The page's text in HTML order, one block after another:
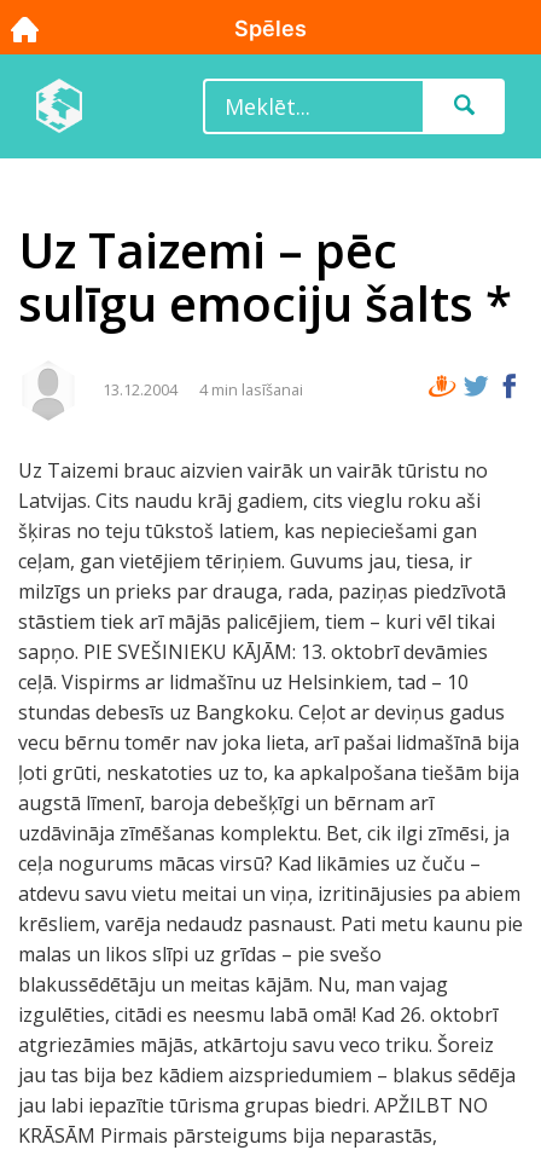
Uz Taizemi – pēc
sulīgu emociju šalts *
13.12.2004 4 min lasīšanai
Uz Taizemi brauc aizvien vairāk un vairāk tūristu no
Latvijas. Cits naudu krāj gadiem, cits vieglu roku aši
šķiras no teju tūkstoš latiem, kas nepieciešami gan
ceļam, gan vietējiem tēriņiem. Guvums jau, tiesa, ir
milzīgs un prieks par drauga, rada, paziņas piedzīvotā
stāstiem tiek arī mājās palicējiem, tiem – kuri vēl tikai
sapņo. PIE SVEŠINIEKU KĀJĀM: 13. oktobrī devāmies
ceļā. Vispirms ar lidmašīnu uz Helsinkiem, tad – 10
stundas debesīs uz Bangkoku. Ceļot ar deviņus gadus
vecu bērnu tomēr nav joka lieta, arī pašai lidmašīnā bija
ļoti grūti, neskatoties uz to, ka apkalpošana tiešām bija
augstā līmenī, baroja debešķīgi un bērnam arī
uzdāvināja zīmēšanas komplektu. Bet, cik ilgi zīmēsi, ja
ceļa nogurums mācas virsū? Kad likāmies uz čuču –
atdevu savu vietu meitai un viņa, izritinājusies pa abiem
krēsliem, varēja nedaudz pasnaust. Pati metu kaunu pie
malas un likos slīpi uz grīdas – pie svešo
blakussēdētāju un meitas kājām. Nu, man vajag
izgulēties, citādi es neesmu labā omā! Kad 26. oktobrī
atgriezāmies mājās, atkārtoju savu veco triku. Šoreiz
jau tas bija bez kādiem aizspriedumiem – blakus sēdēja
jau labi iepazītie tūrisma grupas biedri. APŽILBT NO
KRĀSĀM Pirmais pārsteigums bija neparastās,